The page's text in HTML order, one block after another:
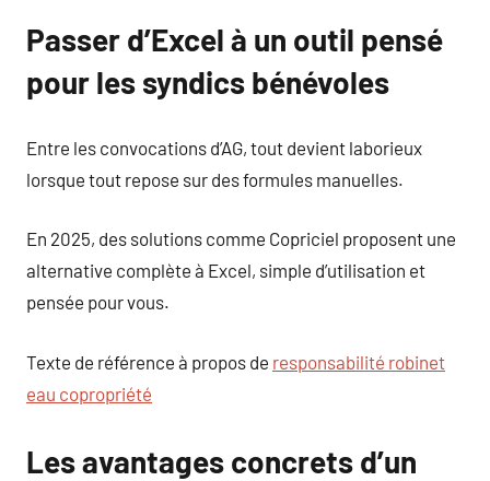
Passer d’Excel à un outil pensé
pour les syndics bénévoles
Entre les convocations d’AG, tout devient laborieux
lorsque tout repose sur des formules manuelles.
En 2025, des solutions comme Copriciel proposent une
alternative complète à Excel, simple d’utilisation et
pensée pour vous.
Texte de référence à propos de responsabilité robinet
eau copropriété
Les avantages concrets d’un